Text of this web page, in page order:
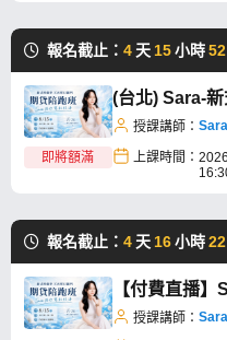
報名截止： 4 天15小時52
即將額滿
(台北) Sara-
授課講師：
上課時間：
報名截止： 4 天16小時22
【付費直播】
授課講師：